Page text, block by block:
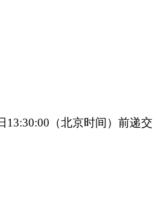
13:30:00（北京时间）前递交